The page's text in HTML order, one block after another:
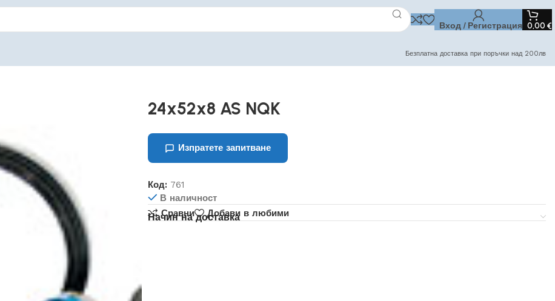
Вход / Регистрация 0,00 €
Безплатна доставка при поръчки над 200лв
24x52x8 AS NQK
Изпратете запитване
Код: 761
В наличност
Сравни
Добави в любими
Начин на доставка